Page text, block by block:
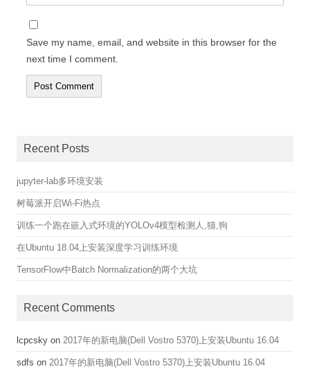
Save my name, email, and website in this browser for the
next time I comment.
Recent Posts
jupyter-lab多环境安装
树莓派开启Wi-Fi热点
训练一个跑在嵌入式环境的YOLOv4模型检测人,猫,狗
在Ubuntu 18.04上安装深度学习训练环境
TensorFlow中Batch Normalization的两个大坑
Recent Comments
lcpcsky on 2017年的新电脑(Dell Vostro 5370)上安装Ubuntu 16.04
sdfs on 2017年的新电脑(Dell Vostro 5370)上安装Ubuntu 16.04